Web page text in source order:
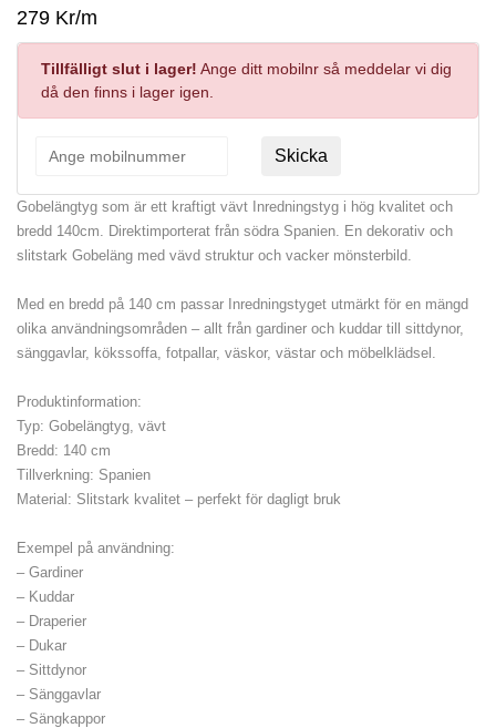
279 Kr/m
Tillfälligt slut i lager! Ange ditt mobilnr så meddelar vi dig
då den finns i lager igen.
Skicka
Gobelängtyg som är ett kraftigt vävt Inredningstyg i hög kvalitet och
bredd 140cm. Direktimporterat från södra Spanien. En dekorativ och
slitstark Gobeläng med vävd struktur och vacker mönsterbild.
Med en bredd på 140 cm passar Inredningstyget utmärkt för en mängd
olika användningsområden – allt från gardiner och kuddar till sittdynor,
sänggavlar, kökssoffa, fotpallar, väskor, västar och möbelklädsel.
Produktinformation:
Typ: Gobelängtyg, vävt
Bredd: 140 cm
Tillverkning: Spanien
Material: Slitstark kvalitet – perfekt för dagligt bruk
Exempel på användning:
– Gardiner
– Kuddar
– Draperier
– Dukar
– Sittdynor
– Sänggavlar
– Sängkappor